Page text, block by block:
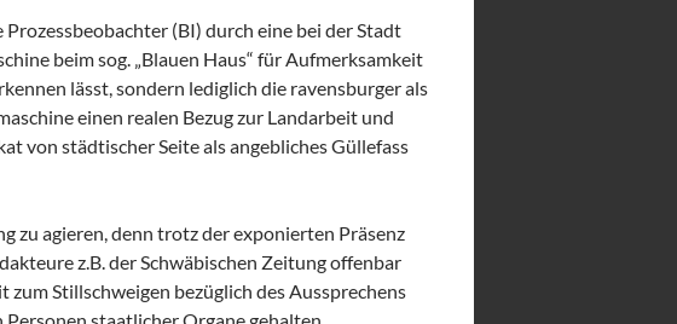
(BI) durch eine bei der Stadt
beim sog. „Blauen Haus“ für Aufmerksamkeit
lässt, sondern lediglich die ravensburger als
einen realen Bezug zur Landarbeit und
von städtischer Seite als angebliches Güllefass
zu agieren, denn trotz der exponierten Präsenz
z.B. der Schwäbischen Zeitung offenbar
Stillschweigen bezüglich des Aussprechens